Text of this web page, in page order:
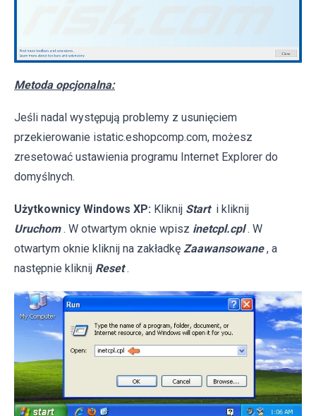
Metoda opcjonalna:
Jeśli nadal występują problemy z usunięciem
przekierowanie istatic.eshopcomp.com, możesz
zresetować ustawienia programu Internet Explorer do
domyślnych.
Użytkownicy Windows XP: Kliknij Start i kliknij
Uruchom . W otwartym oknie wpisz inetcpl.cpl . W
otwartym oknie kliknij na zakładkę Zaawansowane , a
następnie kliknij Reset .